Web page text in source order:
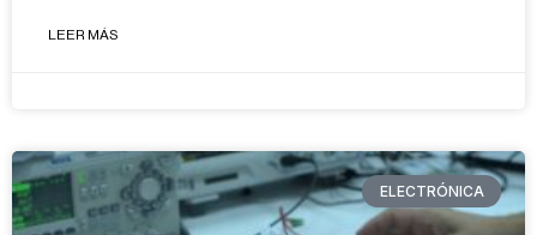
LEER MÁS
ELECTRÓNICA